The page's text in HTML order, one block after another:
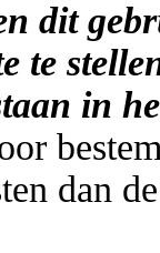
dit
te
in
dan